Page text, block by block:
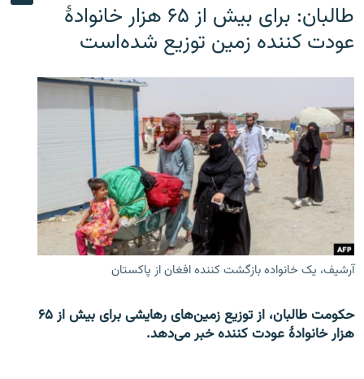
طالبان: برای بیش از ۶۵ هزار خانوادۀ
عودت کننده زمین توزیع شده‌است
آرشیف، یک خانواده بازگشت کننده افغان از پاکستان
حکومت طالبان، از توزیع زمین‌های رهایشی برای بیش از ۶۵
هزار خانوادۀ عودت کننده خبر می‌دهد.